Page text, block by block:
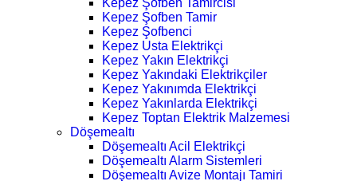
Kepez Şofben Tamircisi
Kepez Şofben Tamir
Kepez Şofbenci
Kepez Usta Elektrikçi
Kepez Yakın Elektrikçi
Kepez Yakındaki Elektrikçiler
Kepez Yakınımda Elektrikçi
Kepez Yakınlarda Elektrikçi
Kepez Toptan Elektrik Malzemesi
Döşemealtı
Döşemealtı Acil Elektrikçi
Döşemealtı Alarm Sistemleri
Döşemealtı Avize Montajı Tamiri